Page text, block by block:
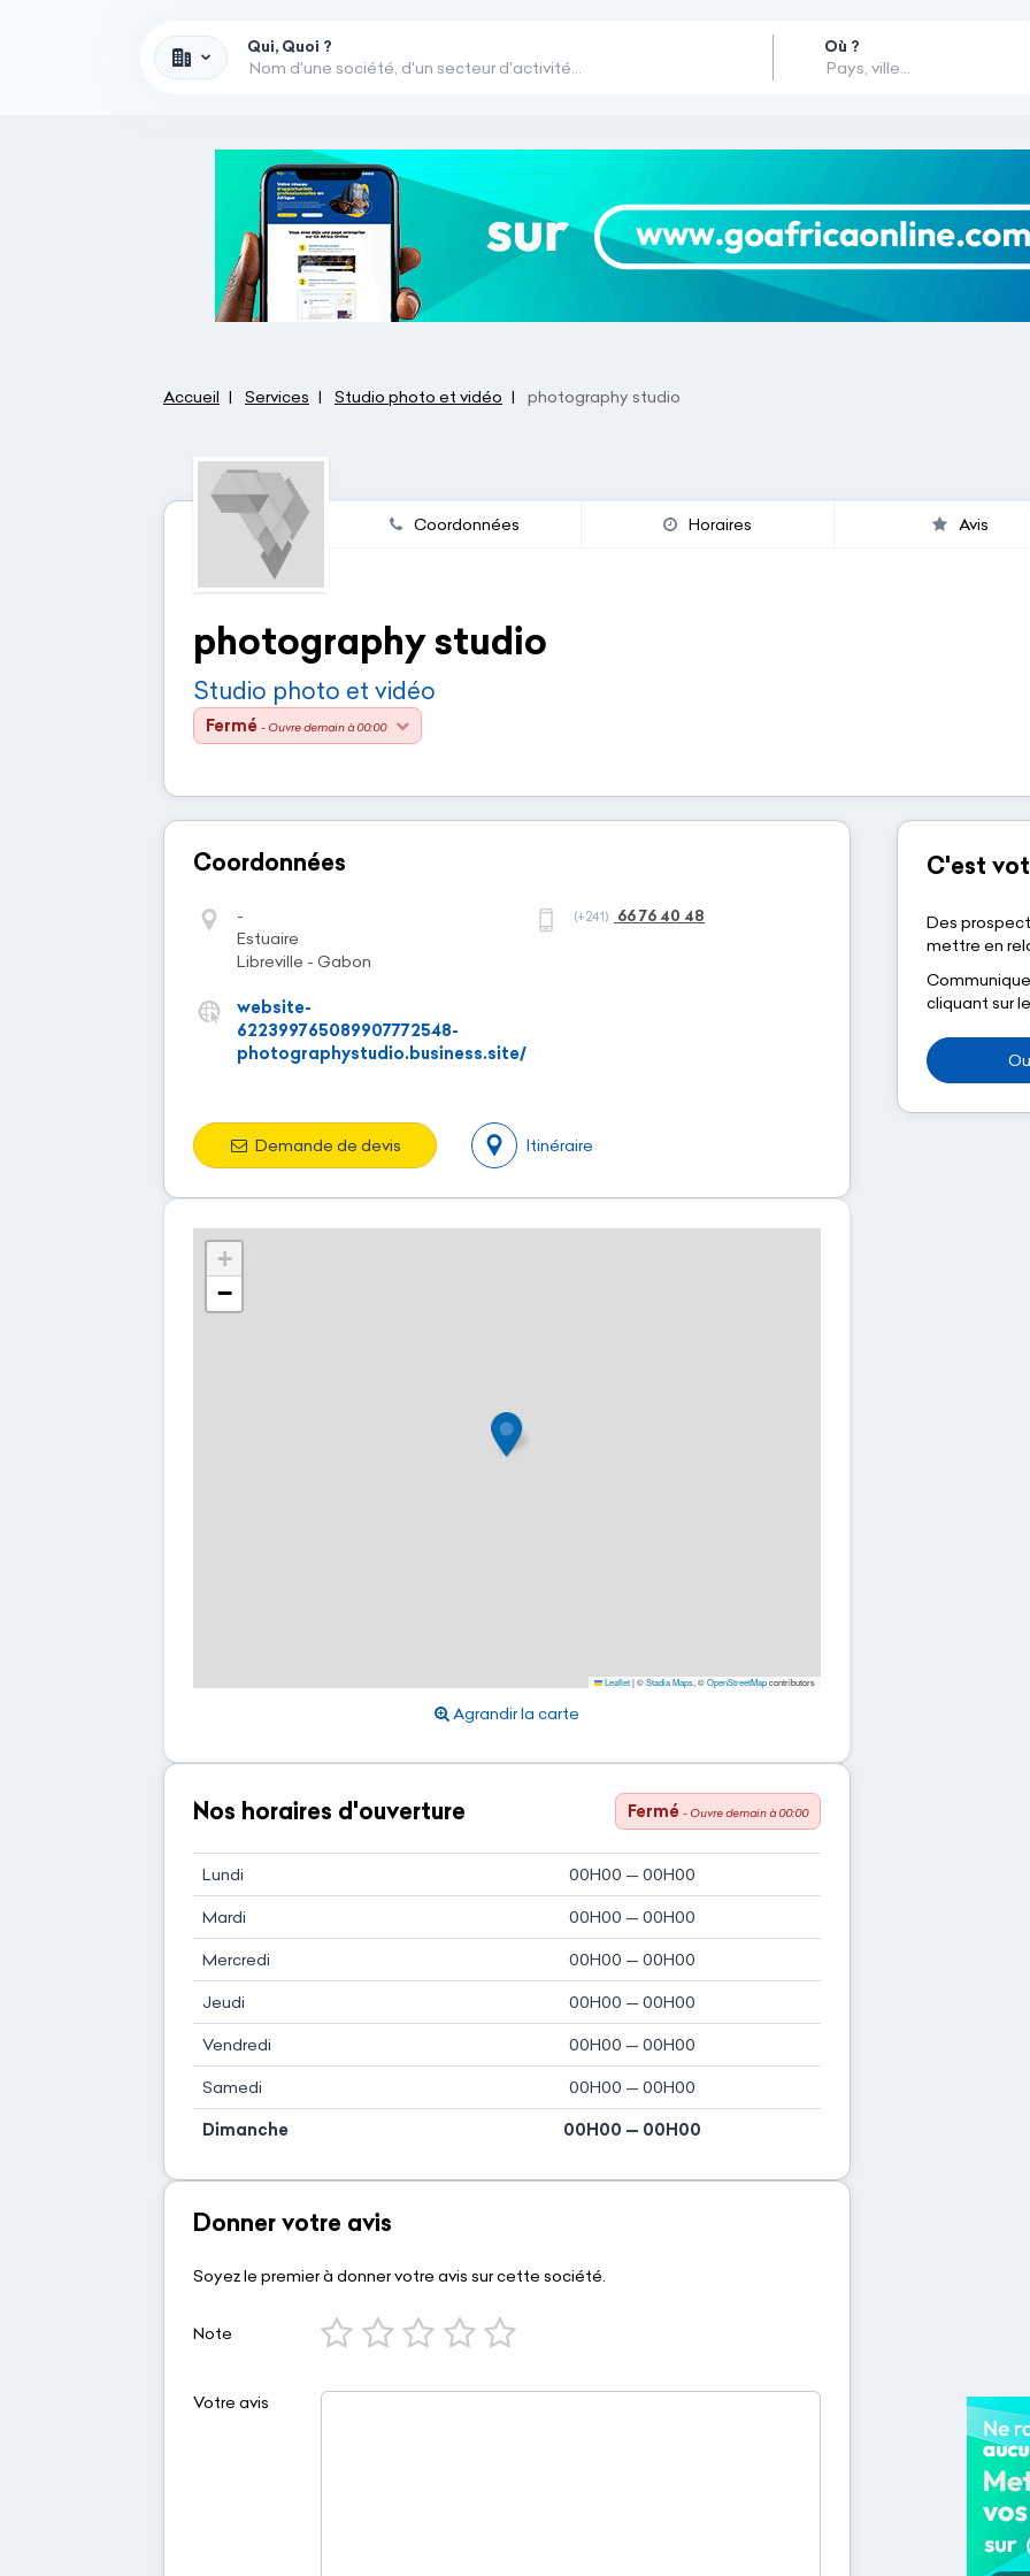
Qui, Quoi ? Où ?
Accueil Services Studio photo et vidéo photography studio
Coordonnées Horaires Avis
photography studio
Studio photo et vidéo
Fermé - Ouvre demain à 00:00
Coordonnées
-
Estuaire
Libreville - Gabon
website-
622399765089907772548-
photographystudio.business.site/
(+241) 66 76 40 48
Demande de devis Itinéraire
+
−
Leaflet |©Stadia Maps , ©OpenStreetMapcontributors
Agrandir la carte
Nos horaires d'ouverture Fermé - Ouvre demain à 00:00
Lundi 00H00 — 00H00
Mardi 00H00 — 00H00
Mercredi 00H00 — 00H00
Jeudi 00H00 — 00H00
Vendredi 00H00 — 00H00
Samedi 00H00 — 00H00
Dimanche 00H00 — 00H00
Donner votre avis
Soyez le premier à donner votre avis sur cette société.
Note
Votre avis
C'est
Des
mettre en
cliquant sur